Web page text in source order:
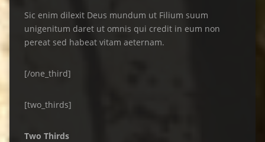
Sic enim dilexit Deus mundum ut Filium suum
unigenitum daret ut omnis qui credit in eum non
pereat sed habeat vitam aeternam.
[/one_third]
[two_thirds]
Two Thirds